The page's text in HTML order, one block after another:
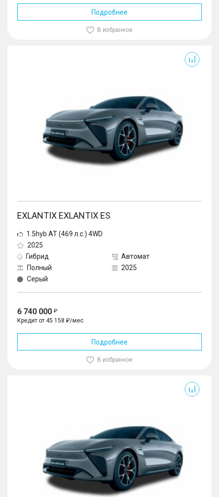
Подробнее
В избранное
EXLANTIX EXLANTIX ES
1.5hyb AT (469 л.с.) 4WD
2025
Гибрид
Автомат
Полный
2025
Серый
6 740 000
Кредит от 45 158 ₽/мес.
Подробнее
В избранное